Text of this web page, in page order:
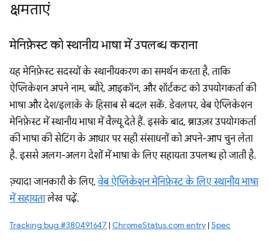
क्षमताएं
मेनिफ़ेस्ट को स्थानीय भाषा में उपलब्ध कराना
यह मेनिफ़ेस्ट सदस्यों के स्थानीयकरण का समर्थन करता है, ताकि
ऐप्लिकेशन अपने नाम, ब्यौरे, आइकॉन, और शॉर्टकट को उपयोगकर्ता की
भाषा और देश/इलाके के हिसाब से बदल सकें. डेवलपर, वेब ऐप्लिकेशन
मेनिफ़ेस्ट में स्थानीय भाषा में वैल्यू देते हैं. इसके बाद, ब्राउज़र उपयोगकर्ता
की भाषा की सेटिंग के आधार पर सही संसाधनों को अपने-आप चुन लेता
है. इससे अलग-अलग देशों में भाषा के लिए सहायता उपलब्ध हो जाती है.
ज़्यादा जानकारी के लिए,वेब ऐप्लिकेशन मेनिफ़ेस्ट के लिए स्थानीय भाषा
में सहायतालेख पढ़ें.
Tracking bug #380491647 | ChromeStatus.com entry| Spec